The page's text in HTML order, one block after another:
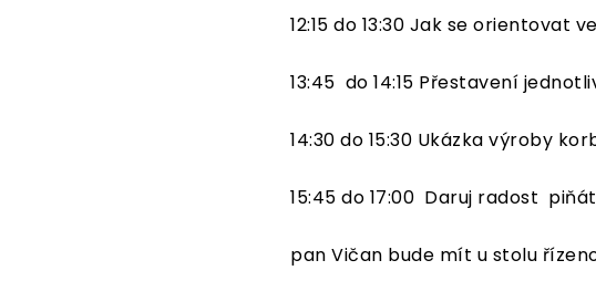
12:15 do 13:30 Jak se orientovat
13:45 do 14:15 Přestavení
14:30 do 15:30 Ukázka výroby
15:45 do 17:00 Daruj radost
pan Vičan bude mít u stolu